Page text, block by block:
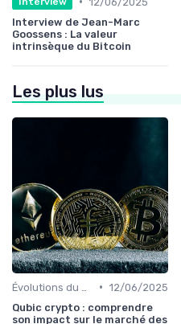
Interview de Jean-Marc
Goossens : La valeur
intrinsèque du Bitcoin
Les plus lus
• 12/06/2025
Qubic crypto : comprendre
son impact sur le marché des